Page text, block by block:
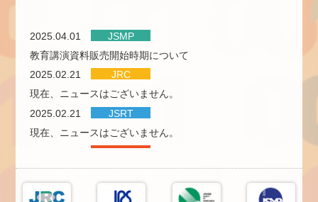
合同開会式 の情報を公開しました。
2025.02.28
JRC Tubeを公開しました。
JRC2025の見どころを随時ご紹介していきます！
JRC2025 WEB開催サイトを公開しました。
2025.04.01
JSMP
教育講演資料販売開始時期について
2025.02.21
JRC
現在、ニュースはございません。
2025.02.21
JSRT
現在、ニュースはございません。
JRS
現在、ニュースはございません。